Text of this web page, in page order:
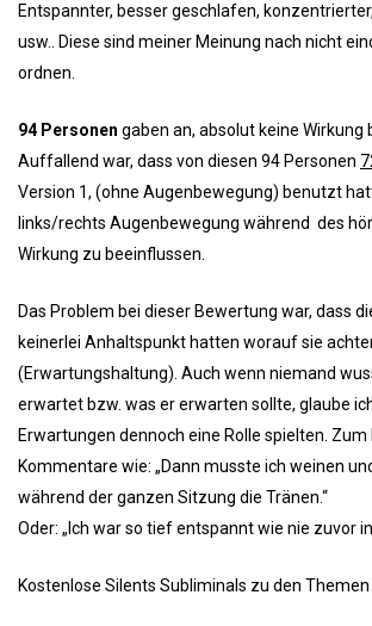
Entspannter, besser geschlafen,
usw.. Diese sind meiner Meinung nach nicht
ordnen.
94 Personen gaben an, absolut keine Wirkung
Auffallend war, dass von diesen 94 Personen
Version 1, (ohne Augenbewegung) benutzt
links/rechts Augenbewegung während des
Wirkung zu beeinflussen.
Das Problem bei dieser Bewertung war, dass
keinerlei Anhaltspunkt hatten worauf sie
(Erwartungshaltung). Auch wenn niemand
erwartet bzw. was er erwarten sollte, glaube
Erwartungen dennoch eine Rolle spielten. Zum
Kommentare wie: „Dann musste ich weinen
während der ganzen Sitzung die Tränen.“
Oder: „Ich war so tief entspannt wie nie zuvor
Kostenlose Silents Subliminals zu den Themen